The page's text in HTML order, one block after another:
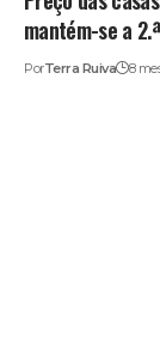
mantém-se a
PorTerra Ruiva 8